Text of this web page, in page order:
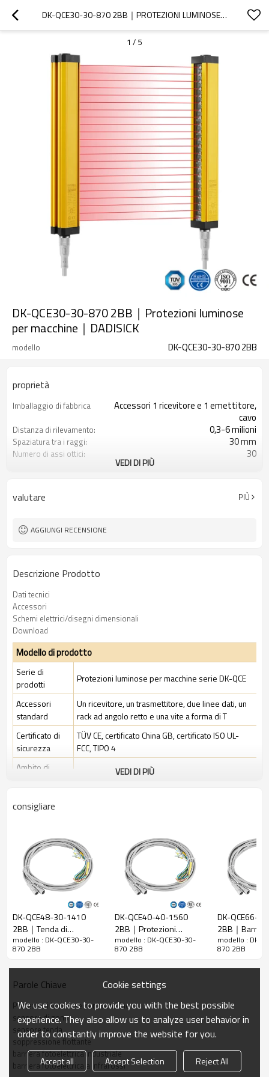
DK-QCE30-30-870 2BB｜PROTEZIONI LUMINOSE PER MACCHINE｜DADISICK
1 / 5
DK-QCE30-30-870 2BB｜Protezioni luminose
per macchine｜DADISICK
modello DK-QCE30-30-870 2BB
proprietà
Imballaggio di fabbrica
Accessori 1 ricevitore e 1 emettitore,
cavo
Distanza di rilevamento: 0,3-6 milioni
Spaziatura tra i raggi: 30 mm
Numero di assi ottici: 30
Spina di interfaccia Dotato di connettore M12
Certificazione:
VEDI DI PIÙ
valutare PIÙ
AGGIUNGI RECENSIONE
Descrizione Prodotto
Dati tecnici
Accessori
Schemi elettrici/disegni dimensionali
Download
Modello di prodotto
Serie di
prodotti
Protezioni luminose per macchine serie DK-QCE
Accessori
standard
Un ricevitore, un trasmettitore, due linee dati, un
rack ad angolo retto e una vite a forma di T
Certificato di
sicurezza
TÜV CE, certificato China GB, certificato ISO UL-
FCC, TIPO 4
Ambito di
Ambiente industriale standard
Caratteristiche
risoluzione
Controlla la
precisione
38 mm
Numero di
30
Altezza di
protezione
La dimensione
30mm*30mm*L, L è la lunghezza dell'emettitore e
Distanza di
30-6000 mm
Tempo di
risposta
≤15ms
Dati meccanici
Materiale
VEDI DI PIÙ
consigliare
DK-QCE48-30-1410
2BB｜Tenda di
sicurezza｜DADISICK
modello : DK-QCE30-30-
870 2BB
DK-QCE40-40-1560
2BB｜Protezioni
luminose per presse
piegatrici｜DADISICK
modello : DK-QCE30-30-
870 2BB
DK-QCE66-
2BB｜
fotoelettriche
macchine｜
modello : DK-
870 2BB
Parole Chiave
Protezioni luminose per macchine
sensore di zona
sensore tenda
soppressione flottante
barriera fotoelettrica industriale
barriera fotoelettrica a infrarossi
Cookie settings
We use cookies to provide you with the best possible
experience. They also allow us to analyze user behavior in
order to constantly improve the website for you.
Accept all Accept Selection Reject All